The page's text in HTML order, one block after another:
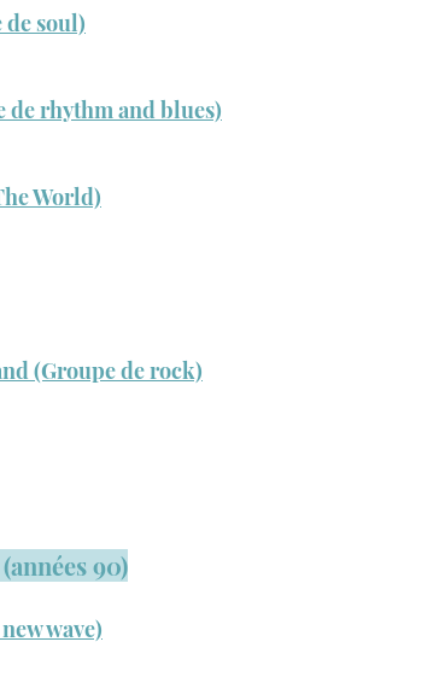
de soul)
de rhythm and blues)
World)
(Groupe de rock)
90)
wave)